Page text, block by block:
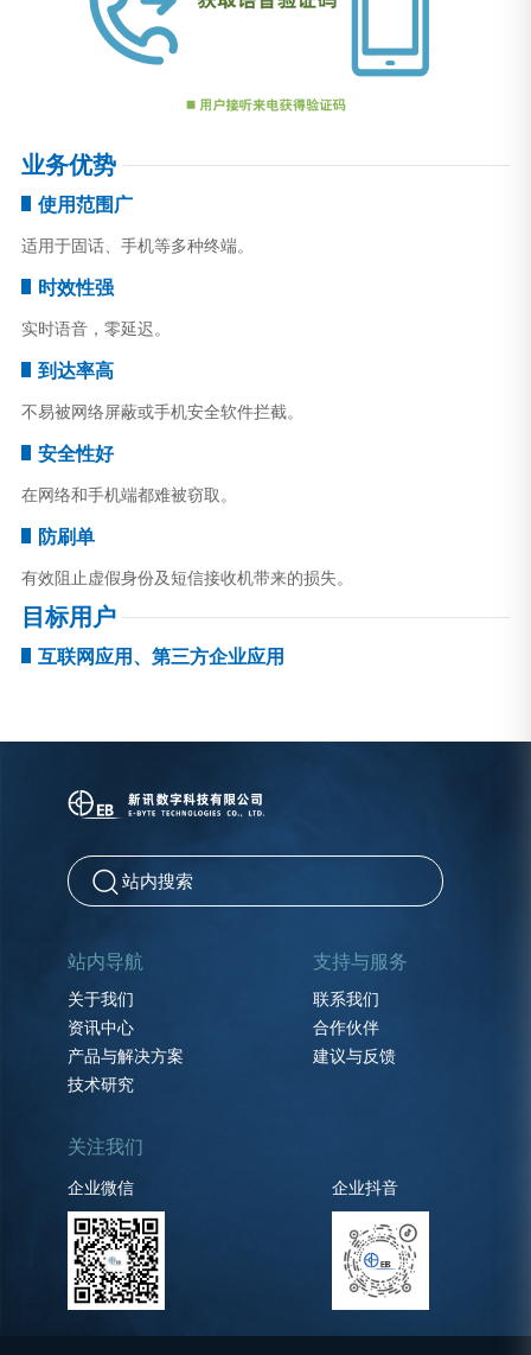
业务优势
使用范围广
适用于固话、手机等多种终端。
时效性强
实时语音，零延迟。
到达率高
不易被网络屏蔽或手机安全软件拦截。
安全性好
在网络和手机端都难被窃取。
防刷单
有效阻止虚假身份及短信接收机带来的损失。
目标用户
互联网应用、第三方企业应用
站内导航
关于我们
资讯中心
产品与解决方案
技术研究
支持与服务
联系我们
合作伙伴
建议与反馈
关注我们
企业微信 企业抖音